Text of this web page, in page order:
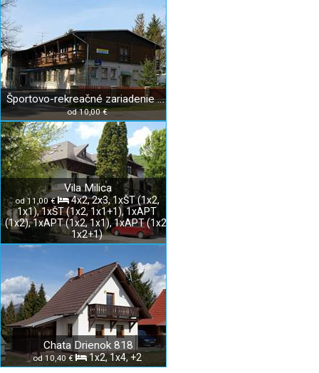
Športovo-rekreačné zariadenie Drienok
od 10,00 €
Vila Milica
od 11,00 €
4x2, 2x3, 1xŠT (1x2,
1x1), 1xŠT (1x2, 1x1+1), 1xAPT
(1x2), 1xAPT (1x2, 1x1), 1xAPT (1x2,
1x2+1)
Chata Drienok 818
od 10,40 € 1x2, 1x4, +2